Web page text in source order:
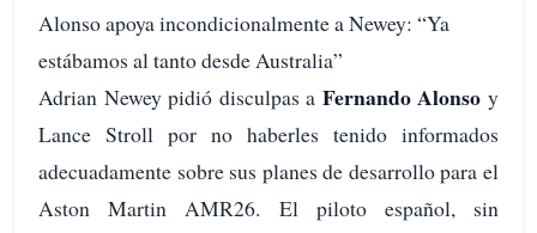
Alonso apoya incondicionalmente a Newey: “Ya
estábamos al tanto desde Australia”
Adrian Newey pidió disculpas a Fernando Alonso y
Lance Stroll por no haberles tenido informados
adecuadamente sobre sus planes de desarrollo para el
Aston Martin AMR26. El piloto español, sin